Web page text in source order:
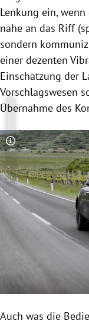
Lenkung ein,
nahe an das Riff
sondern
einer dezenten
Einschätzung der
Vorschlagswesen
Übernahme des
Copyright-
Auch was die